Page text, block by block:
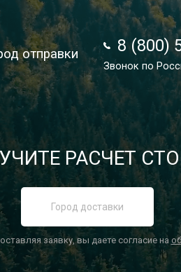
8 (800)
Звонок по
отправки 8 (800)
Звонок по
РАСЧЕТ
заявку, вы даете согласие на